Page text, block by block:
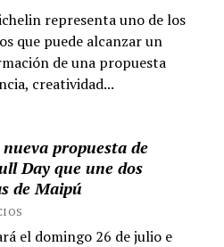
representa uno de los
que puede alcanzar un
de una propuesta
creatividad...
propuesta de
Day que une dos
de Maipú
el domingo 26 de julio e